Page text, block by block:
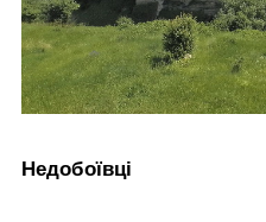
Недобоївці